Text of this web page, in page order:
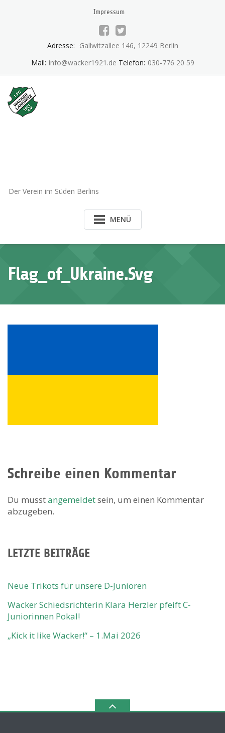
Impressum
Adresse: Gallwitzallee 146, 12249 Berlin
Mail: info@wacker1921.de Telefon: 030-776 20 59
Der Verein im Süden Berlins
MENÜ
Flag_of_Ukraine.svg
Schreibe einen Kommentar
Du musstangemeldetsein, um einen Kommentar
abzugeben.
LETZTE BEITRÄGE
Neue Trikots für unsere D-Junioren
Wacker Schiedsrichterin Klara Herzler pfeift C-
Juniorinnen Pokal!
„Kick it like Wacker!“ – 1.Mai 2026